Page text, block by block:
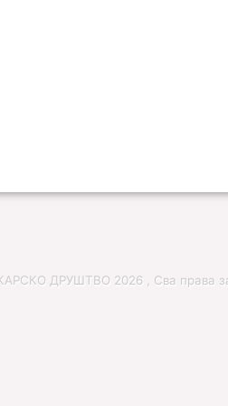
ДРУШТВО 2026 , Сва права